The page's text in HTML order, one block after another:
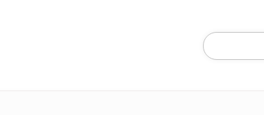
Products
search